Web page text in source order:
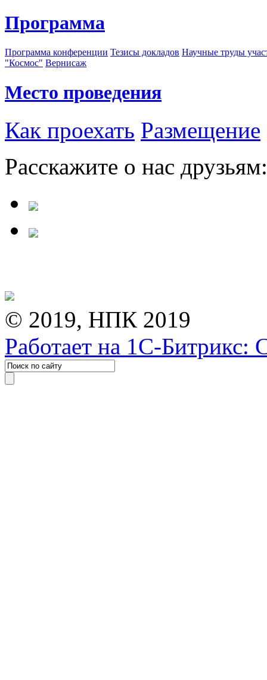
Программа
Программа конференции Тезисы докладов Научные труды
"Космос" Вернисаж
Место проведения
Как проехать Размещение
Расскажите о нас друзьям:
© 2019, НПК 2019
Работает на 1С-Битрикс: